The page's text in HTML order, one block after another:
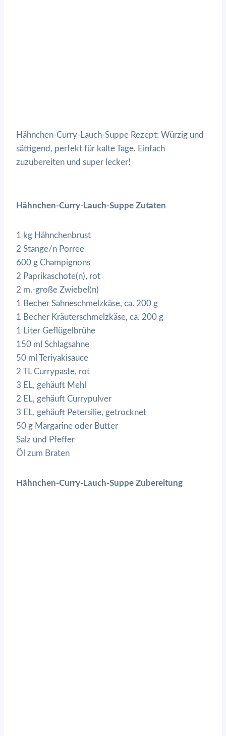
Hähnchen-Curry-Lauch-Suppe Rezept: Würzig und
sättigend, perfekt für kalte Tage. Einfach
zuzubereiten und super lecker!
Hähnchen-Curry-Lauch-Suppe Zutaten
1 kg Hähnchenbrust
2 Stange/n Porree
600 g Champignons
2 Paprikaschote(n), rot
2 m.-große Zwiebel(n)
1 Becher Sahneschmelzkäse, ca. 200 g
1 Becher Kräuterschmelzkäse, ca. 200 g
1 Liter Geflügelbrühe
150 ml Schlagsahne
50 ml Teriyakisauce
2 TL Currypaste, rot
3 EL, gehäuft Mehl
2 EL, gehäuft Currypulver
3 EL, gehäuft Petersilie, getrocknet
50 g Margarine oder Butter
Salz und Pfeffer
Öl zum Braten
Hähnchen-Curry-Lauch-Suppe Zubereitung